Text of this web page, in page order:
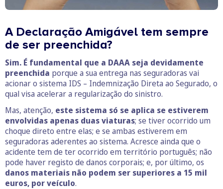
A Declaração Amigável tem sempre
de ser preenchida?
Sim. É fundamental que a DAAA seja devidamente
preenchida porque a sua entrega nas seguradoras vai
acionar o sistema IDS – Indemnização Direta ao Segurado, o
qual visa acelerar a regularização do sinistro.
Mas, atenção, este sistema só se aplica se estiverem
envolvidas apenas duas viaturas; se tiver ocorrido um
choque direto entre elas; e se ambas estiverem em
seguradoras aderentes ao sistema. Acresce ainda que o
acidente tem de ter ocorrido em território português; não
pode haver registo de danos corporais; e, por último, os
danos materiais não podem ser superiores a 15 mil
euros, por veículo.